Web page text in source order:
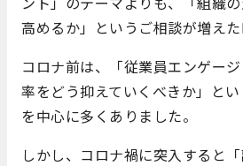
高めるか」というご相談が増えた
コロナ前は、「従業員エンゲー
率をどう抑えていくべきか」と
を中心に多くありました。
しかし、コロナ禍に突入すると